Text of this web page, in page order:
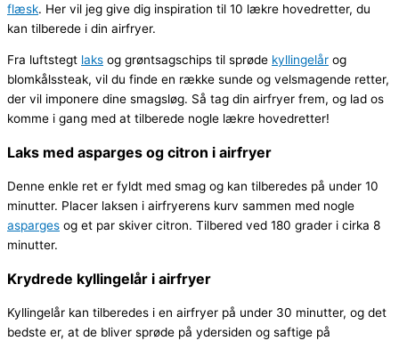
flæsk. Her vil jeg give dig inspiration til 10 lækre hovedretter, du
kan tilberede i din airfryer.
Fra luftstegt laks og grøntsagschips til sprøde kyllingelår og
blomkålssteak, vil du finde en række sunde og velsmagende retter,
der vil imponere dine smagsløg. Så tag din airfryer frem, og lad os
komme i gang med at tilberede nogle lækre hovedretter!
Laks med asparges og citron i airfryer
Denne enkle ret er fyldt med smag og kan tilberedes på under 10
minutter. Placer laksen i airfryerens kurv sammen med nogle
asparges og et par skiver citron. Tilbered ved 180 grader i cirka 8
minutter.
Krydrede kyllingelår i airfryer
Kyllingelår kan tilberedes i en airfryer på under 30 minutter, og det
bedste er, at de bliver sprøde på ydersiden og saftige på